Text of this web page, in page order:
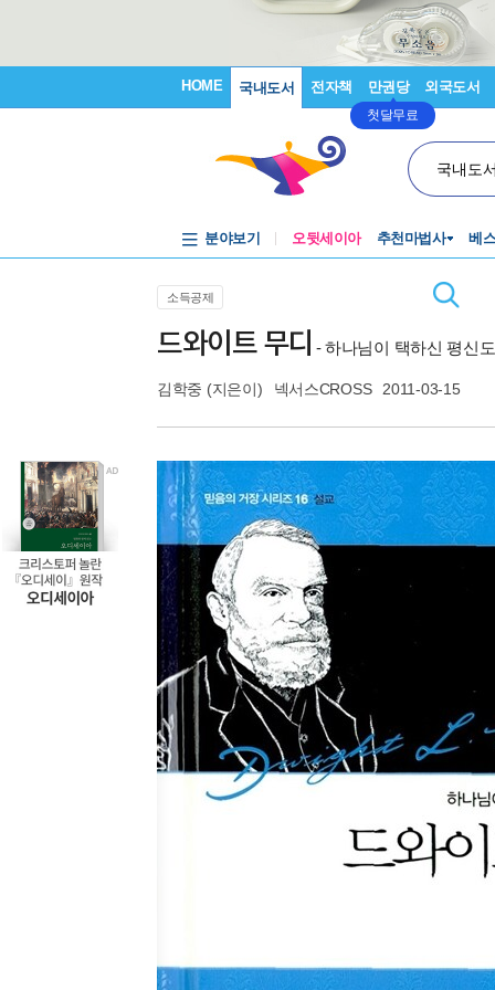
HOME 국내도서 전자책 만권당
첫달무료
외국도서
국내도
분야보기 오뒷세이아 추천마법사 베
소득공제
드와이트 무디 - 하나님이 택하신 평신
김학중 (지은이) 넥서스CROSS 2011-03-15